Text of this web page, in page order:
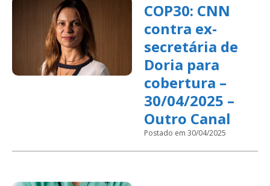
COP30: CNN
contra ex-
secretária de
Doria para
cobertura –
30/04/2025 –
Outro Canal
Postado em 30/04/2025